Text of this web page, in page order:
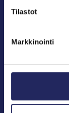
Tilastot
Markkinointi
John Nurmisen